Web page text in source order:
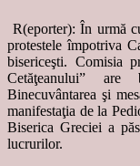
R(eporter): În urmă
protestele împotriva
bisericeşti. Comisia
Cetăţeanului” are
Binecuvântarea şi
manifestaţia de la
Biserica Greciei a
lucrurilor.